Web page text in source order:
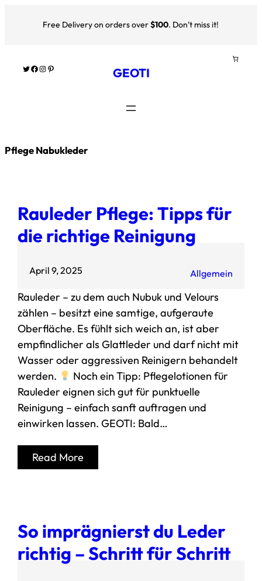
Free Delivery on orders over$100. Don’t miss it!
Twitter Facebook Instagram Pinterest GEOTI
Pflege Nabukleder
Rauleder Pflege: Tipps für
die richtige Reinigung
April 9, 2025 Allgemein
Rauleder – zu dem auch Nubuk und Velours
zählen – besitzt eine samtige, aufgeraute
Oberfläche. Es fühlt sich weich an, ist aber
empfindlicher als Glattleder und darf nicht mit
Wasser oder aggressiven Reinigern behandelt
werden.
Noch ein Tipp: Pflegelotionen für
Rauleder eignen sich gut für punktuelle
Reinigung – einfach sanft auftragen und
einwirken lassen. GEOTI: Bald…
Read More
So imprägnierst du Leder
richtig – Schritt für Schritt